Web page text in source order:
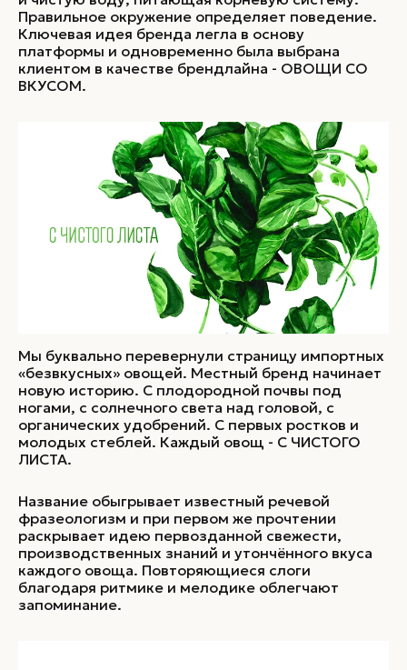
Правильное окружение определяет поведение.
Ключевая идея бренда легла в основу
платформы и одновременно была выбрана
клиентом в качестве брендлайна - ОВОЩИ СО
ВКУСОМ.
Мы буквально перевернули страницу импортных
«безвкусных» овощей. Местный бренд начинает
новую историю. C плодородной почвы под
ногами, с солнечного света над головой, с
органических удобрений. С первых ростков и
молодых стеблей. Каждый овощ - С ЧИСТОГО
ЛИСТА.
Название обыгрывает известный речевой
фразеологизм и при первом же прочтении
раскрывает идею первозданной свежести,
производственных знаний и утончённого вкуса
каждого овоща. Повторяющиеся слоги
благодаря ритмике и мелодике облегчают
запоминание.